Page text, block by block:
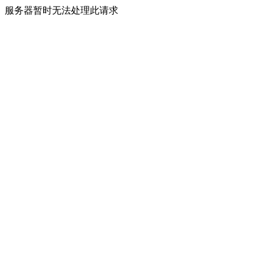
服务器暂时无法处理此请求